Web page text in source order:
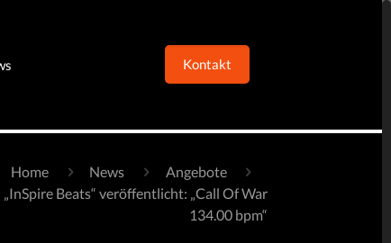
Kontakt
Home News
Angebote
„InSpire Beats“ veröffentlicht: „Call Of War
134.00 bpm“